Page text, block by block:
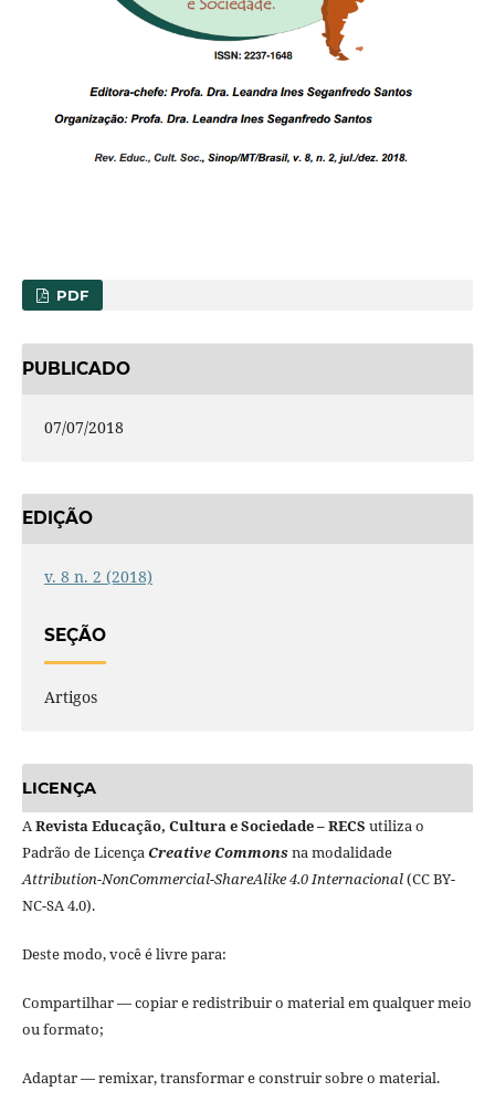
PDF
PUBLICADO
07/07/2018
EDIÇÃO
v. 8 n. 2 (2018)
SEÇÃO
Artigos
LICENÇA
ARevista Educação, Cultura e Sociedade – RECS utiliza o
Padrão de LicençaCreative Commonsna modalidade
Attribution-NonCommercial-ShareAlike 4.0 Internacional(CC BY-
NC-SA 4.0).
Deste modo, você é livre para:
Compartilhar — copiar e redistribuir o material em qualquer meio
ou formato;
Adaptar — remixar, transformar e construir sobre o material.